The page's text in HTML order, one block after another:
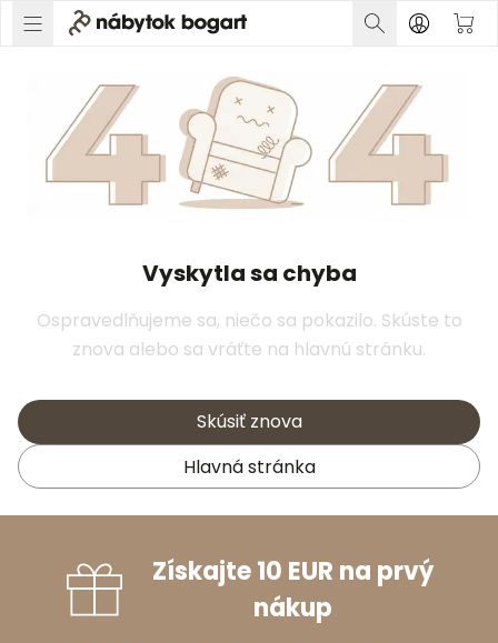
Vyskytla sa chyba
Ospravedlňujeme sa, niečo sa pokazilo. Skúste to
znova alebo sa vráťte na hlavnú stránku.
Skúsiť znova
Hlavná stránka
Získajte 10 EUR na prvý
nákup